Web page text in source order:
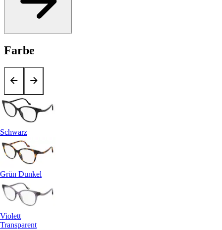
Farbe
Schwarz
Grün Dunkel
Violett
Transparent